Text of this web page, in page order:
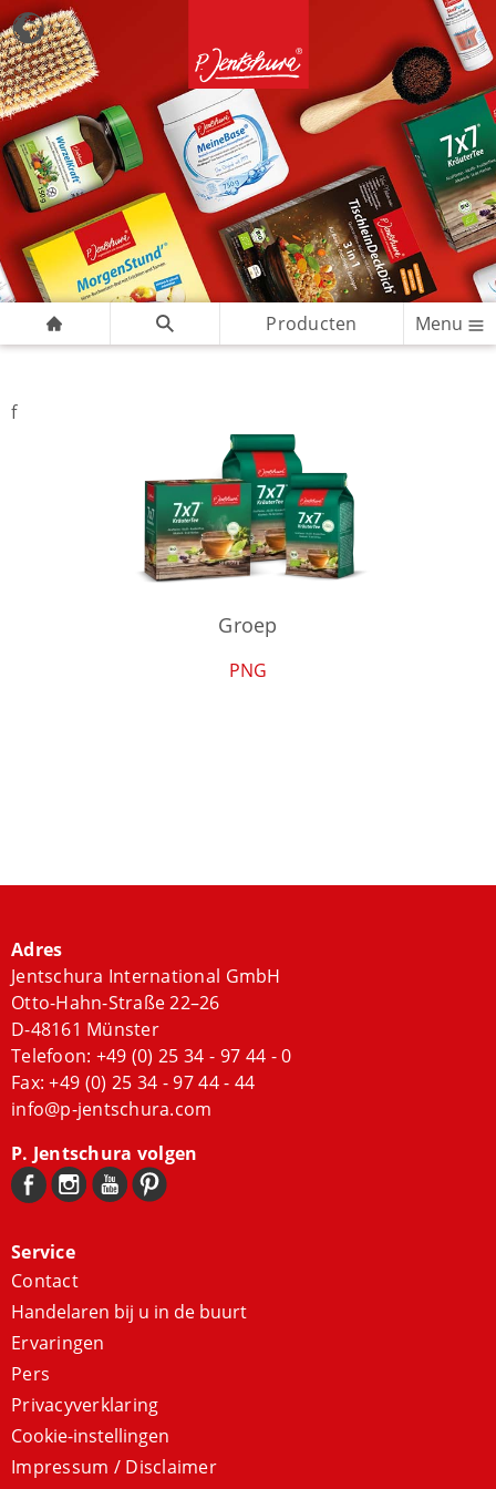
Producten Menu
f
Groep
PNG
Adres
Jentschura International GmbH
Otto-Hahn-Straße 22–26
D-48161 Münster
Telefoon: +49 (0) 25 34 - 97 44 - 0
Fax: +49 (0) 25 34 - 97 44 - 44
info@p-jentschura.com
P. Jentschura volgen
Service
Contact
Handelaren bij u in de buurt
Ervaringen
Pers
Privacyverklaring
Cookie-instellingen
Impressum / Disclaimer